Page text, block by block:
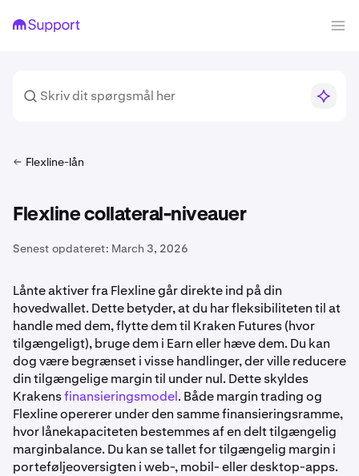
Flexline-lån
Flexline collateral-niveauer
Senest opdateret: March 3, 2026
Lånte aktiver fra Flexline går direkte ind på din
hovedwallet. Dette betyder, at du har fleksibiliteten til at
handle med dem, flytte dem til Kraken Futures (hvor
tilgængeligt), bruge dem i Earn eller hæve dem. Du kan
dog være begrænset i visse handlinger, der ville reducere
din tilgængelige margin til under nul. Dette skyldes
Krakensfinansieringsmodel. Både margin trading og
Flexline opererer under den samme finansieringsramme,
hvor lånekapaciteten bestemmes af en delt tilgængelig
marginbalance. Du kan se tallet for tilgængelig margin i
porteføljeoversigten i web-, mobil- eller desktop-apps.